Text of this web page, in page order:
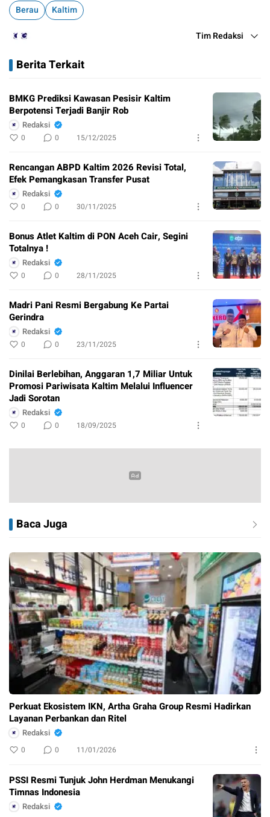
Berau Kaltim
Tim Redaksi
Berita Terkait
BMKG Prediksi Kawasan Pesisir Kaltim
Berpotensi Terjadi Banjir Rob
Redaksi
0 0 15/12/2025
Rencangan ABPD Kaltim 2026 Revisi Total,
Efek Pemangkasan Transfer Pusat
Redaksi
0 0 30/11/2025
Bonus Atlet Kaltim di PON Aceh Cair, Segini
Totalnya !
Redaksi
0 0 28/11/2025
Madri Pani Resmi Bergabung Ke Partai
Gerindra
Redaksi
0 0 23/11/2025
Dinilai Berlebihan, Anggaran 1,7 Miliar Untuk
Promosi Pariwisata Kaltim Melalui Influencer
Jadi Sorotan
Redaksi
0 0 18/09/2025
Baca Juga
Perkuat Ekosistem IKN, Artha Graha Group Resmi Hadirkan
Layanan Perbankan dan Ritel
Redaksi
0 0 11/01/2026
PSSI Resmi Tunjuk John Herdman Menukangi
Timnas Indonesia
Redaksi